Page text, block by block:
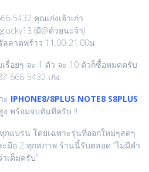
5432 คุณเก่งเจ้าเก่า
(มี@ด้วยนะจ้า)
ลาดพร้าว 11.00-21.00น
เรื่อยๆ จะ 1 ตัว จะ 10 ตัวก็ซื้อหมดครับ
666-5432 เก่ง
ะ IPHONE8/8PLUS NOTE8 S8PLUS
ง พร้อมจบทันทีครับ !!
กแบรน โดยเฉพาะรุ่นที่ออกใหม่ๆสดๆ
มือ 2 ทุกสภาพ ร้านนี้รับตลอด “ไม่มีคำ
าเต็มครับ”